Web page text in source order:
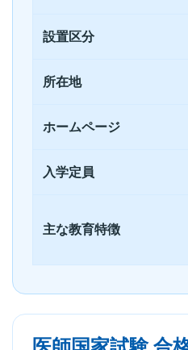
設置区分
所在地
ホームページ
入学定員
主な教育特徴